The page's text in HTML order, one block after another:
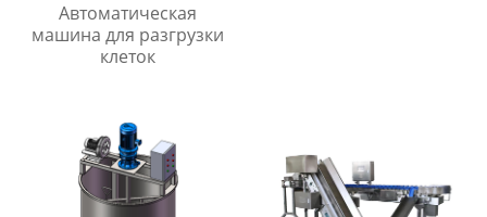
Автоматическая
машина для разгрузки
клеток